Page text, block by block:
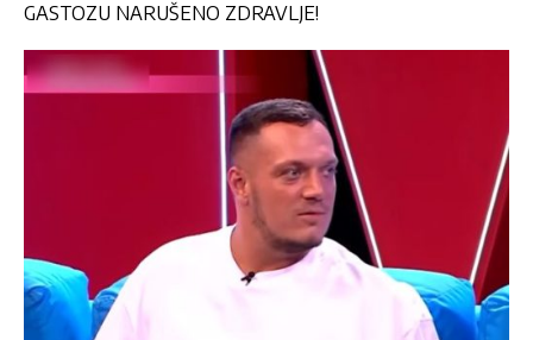
GASTOZU NARUŠENO ZDRAVLJE!